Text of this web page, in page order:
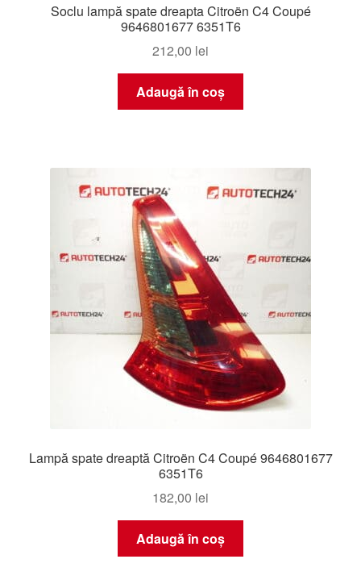
Soclu lampă spate dreapta Citroën C4 Coupé
9646801677 6351T6
212,00 lei
Adaugă în coș
Lampă spate dreaptă Citroën C4 Coupé 9646801677
6351T6
182,00 lei
Adaugă în coș